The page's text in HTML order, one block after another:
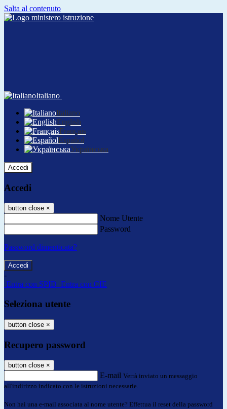
Salta al contenuto
Italiano
Italiano
English
Français
Español
Українська
Accedi
Accedi
button close ×
Nome Utente
Password
Password dimenticata?
-
Entra con SPID Entra con CIE
Seleziona utente
button close ×
Recupero password
button close ×
E-mail Verrà inviato un messaggio
all'indirizzo indicato con le istruzioni necessarie.
Non hai una e-mail associata al nome utente? Effettua il reset della password